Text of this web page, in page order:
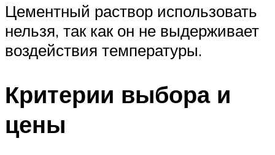
Цементный раствор использовать
нельзя, так как он не выдерживает
воздействия температуры.
Критерии выбора и
цены